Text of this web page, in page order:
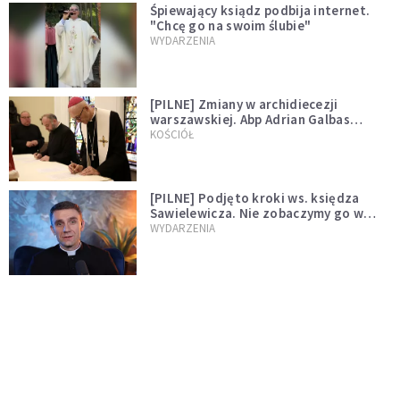
Śpiewający ksiądz podbija internet.
"Chcę go na swoim ślubie"
WYDARZENIA
[PILNE] Zmiany w archidiecezji
warszawskiej. Abp Adrian Galbas
wręczył dekrety nowym proboszczom
KOŚCIÓŁ
[PILNE] Podjęto kroki ws. księdza
Sawielewicza. Nie zobaczymy go w
mediach
WYDARZENIA